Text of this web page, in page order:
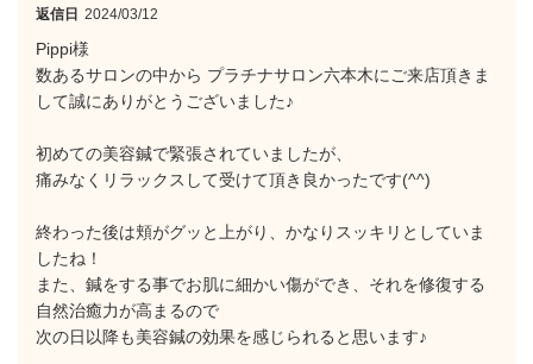
返信日 2024/03/12
Pippi様
数あるサロンの中から プラチナサロン六本木にご来店頂きま
して誠にありがとうございました♪
初めての美容鍼で緊張されていましたが、
痛みなくリラックスして受けて頂き良かったです(^^)
終わった後は頬がグッと上がり、かなりスッキリとしていま
したね！
また、鍼をする事でお肌に細かい傷ができ、それを修復する
自然治癒力が高まるので
次の日以降も美容鍼の効果を感じられると思います♪